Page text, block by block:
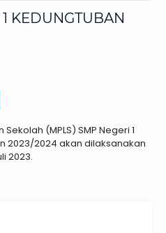
KEDUNGTUBAN
(MPLS) SMP Negeri 1
2023/2024 akan dilaksanakan
2023.